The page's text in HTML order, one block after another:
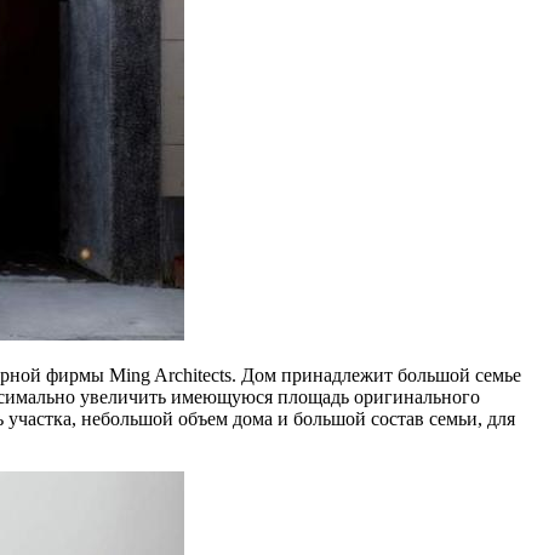
фирмы Ming Architects. Дом принадлежит большой семье
увеличить имеющуюся площадь оригинального
небольшой объем дома и большой состав семьи, для